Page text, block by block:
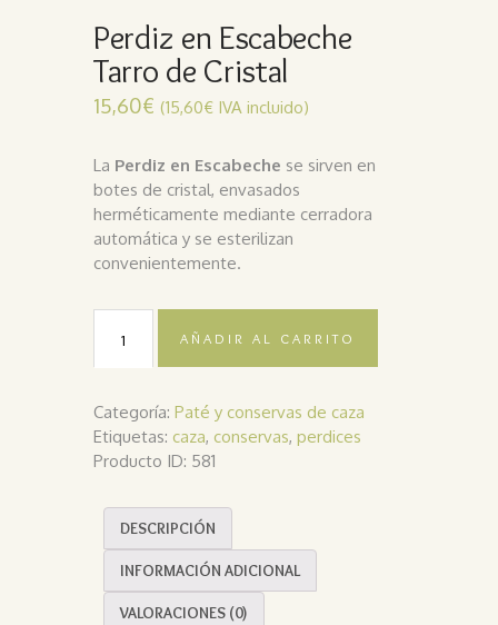
Perdiz en Escabeche
Tarro de Cristal
15,60€ (15,60€ IVA incluido)
La Perdiz en Escabeche se sirven en
botes de cristal, envasados
herméticamente mediante cerradora
automática y se esterilizan
convenientemente.
AÑADIR AL CARRITO
Categoría: Paté y conservas de caza
Etiquetas: caza, conservas, perdices
Producto ID: 581
DESCRIPCIÓN
INFORMACIÓN ADICIONAL
VALORACIONES (0)